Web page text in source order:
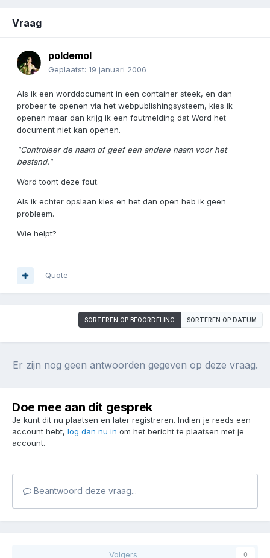
Vraag
poldemol
Geplaatst: 19 januari 2006
Als ik een worddocument in een container steek, en dan
probeer te openen via het webpublishingsysteem, kies ik
openen maar dan krijg ik een foutmelding dat Word het
document niet kan openen.
"Controleer de naam of geef een andere naam voor het
bestand."
Word toont deze fout.
Als ik echter opslaan kies en het dan open heb ik geen
probleem.
Wie helpt?
Quote
SORTEREN OP BEOORDELING SORTEREN OP DATUM
Er zijn nog geen antwoorden gegeven op deze vraag.
Doe mee aan dit gesprek
Je kunt dit nu plaatsen en later registreren. Indien je reeds een
account hebt, log dan nu in om het bericht te plaatsen met je
account.
Beantwoord deze vraag...
Volgers 0